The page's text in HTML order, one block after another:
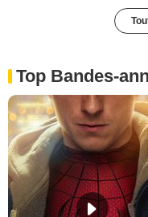
Top Bandes-